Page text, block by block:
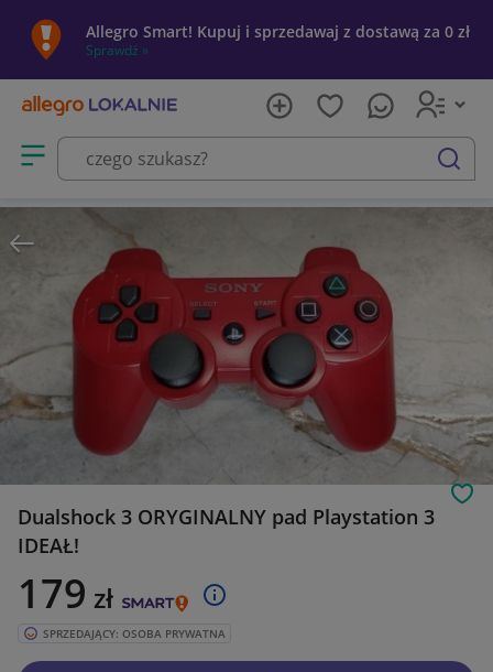
Allegro Smart! Kupuj i sprzedawaj z dostawą za 0 zł
Sprawdź »
Otwórz menu z kategoriami
szukaj
Dualshock 3 ORYGINALNY pad Playstation 3
IDEAŁ!
179 zł
SPRZEDAJĄCY: OSOBA PRYWATNA